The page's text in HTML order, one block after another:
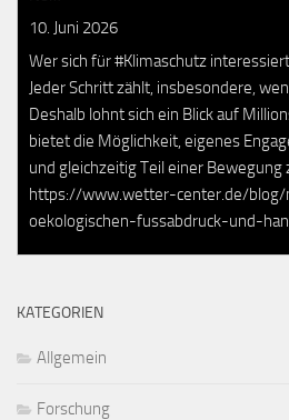
10. Juni 2026
Wer sich für #Klimaschutz
Jeder Schritt zählt, insbesondere,
Deshalb lohnt sich ein Blick auf
bietet die Möglichkeit, eigenes
und gleichzeitig Teil einer Bewegung
https://www.wetter-center.de/
oekologischen-fussabdruck-und-
KATEGORIEN
Allgemein
Forschung